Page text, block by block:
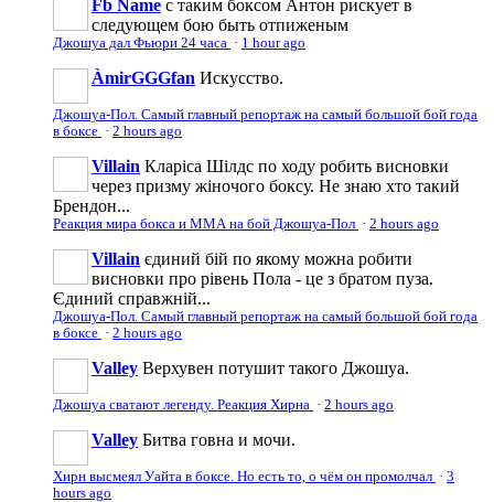
Fb Name с таким боксом Антон рискует в
следующем бою быть отпиженым
Джошуа дал Фьюри 24 часа · 1 hour ago
ÀmirGGGfan Искусство.
Джошуа-Пол. Самый главный репортаж на самый большой бой года
в боксе · 2 hours ago
Villain Кларіса Шілдс по ходу робить висновки
через призму жіночого боксу. Не знаю хто такий
Брендон...
Реакция мира бокса и ММА на бой Джошуа-Пол · 2 hours ago
Villain єдиний бій по якому можна робити
висновки про рівень Пола - це з братом пуза.
Єдиний справжній...
Джошуа-Пол. Самый главный репортаж на самый большой бой года
в боксе · 2 hours ago
Valley Верхувен потушит такого Джошуа.
Джошуа сватают легенду. Реакция Хирна · 2 hours ago
Valley Битва говна и мочи.
Хирн высмеял Уайта в боксе. Но есть то, о чём он промолчал · 3
hours ago